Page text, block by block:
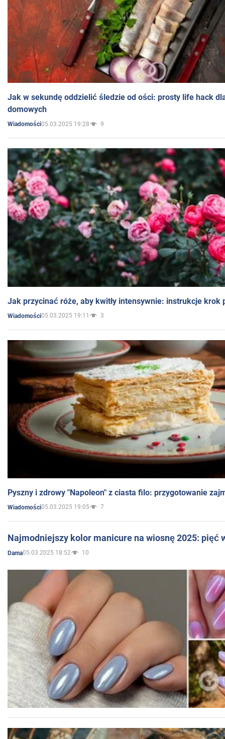
Jak w sekundę oddzielić śledzie od ości: prosty life hack
domowych
Wiadomości05.03.2025 19:28 9
Jak przycinać róże, aby kwitły intensywnie: instrukcje krok
Wiadomości05.03.2025 19:11 3
Pyszny i zdrowy "Napoleon" z ciasta filo: przygotowanie
Wiadomości05.03.2025 19:05 7
Najmodniejszy kolor manicure na wiosnę 2025: pięć
Dama05.03.2025 18:52 10